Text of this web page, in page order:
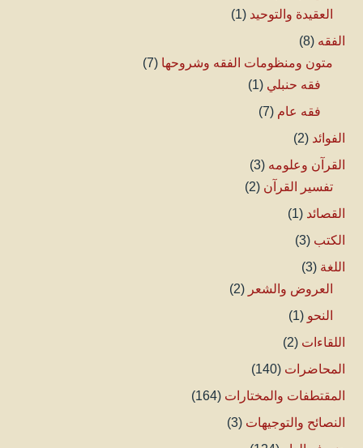
العقيدة والتوحيد (1)
الفقه (8)
متون ومنظومات الفقه وشروحها (7)
فقه حنبلي (1)
فقه عام (7)
الفوائد (2)
القرآن وعلومه (3)
تفسير القرآن (2)
القصائد (1)
الكتب (3)
اللغة (3)
العروض والشعر (2)
النحو (1)
اللقاءات (2)
المحاضرات (140)
المقتطفات والمختارات (164)
النصائح والتوجيهات (3)